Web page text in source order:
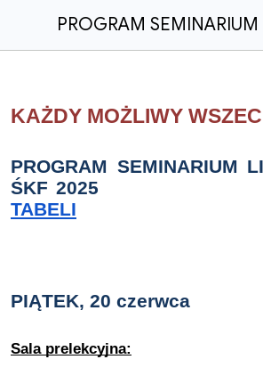
KAŻDY MOŻLIWY
PROGRAM SEMINARIUM
ŚKF 2025
TABELI
PIĄTEK, 20 czerwca
Sala prelekcyjna: